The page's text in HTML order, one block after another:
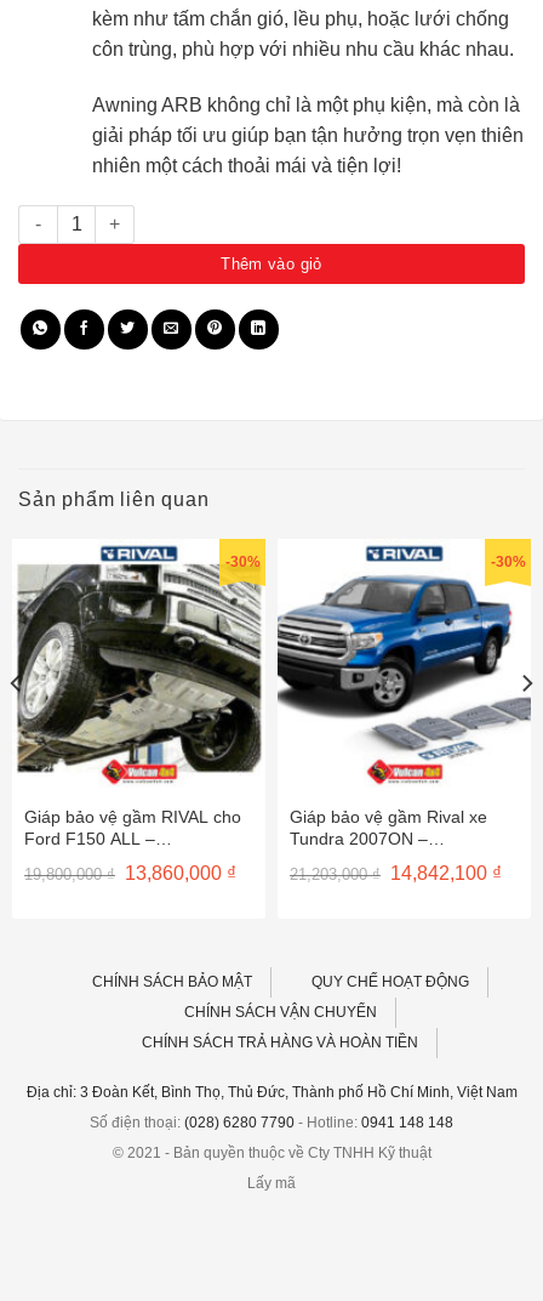
kèm như tấm chắn gió, lều phụ, hoặc lưới chống
côn trùng, phù hợp với nhiều nhu cầu khác nhau.
Awning ARB không chỉ là một phụ kiện, mà còn là
giải pháp tối ưu giúp bạn tận hưởng trọn vẹn thiên
nhiên một cách thoải mái và tiện lợi!
Bạt tăng có đèn màu đen 814412 số lượng
Thêm vào giỏ
Sản phẩm liên quan
-30%
Giáp bảo vệ gầm RIVAL cho
Ford F150 ALL –
2333.1855/56/57/58.1/6
19,800,000₫ Giá
gốc
13,860,000 ₫Giá
-30%
Giáp bảo vệ gầm Rival xe
Tundra 2007ON –
2333.9509/10/11/12.1/6
21,203,000₫ Giá
gốc
14,842,100 ₫Giá
CHÍNH SÁCH BẢO MẬT
QUY CHẾ HOẠT ĐỘNG
CHÍNH SÁCH VẬN CHUYỂN
CHÍNH SÁCH TRẢ HÀNG VÀ HOÀN TIỀN
Địa chỉ: 3 Đoàn Kết, Bình Thọ, Thủ Đức, Thành phố Hồ Chí Minh, Việt Nam
Số điện thoại: (028) 6280 7790 - Hotline: 0941 148 148
© 2021 - Bản quyền thuộc về Cty TNHH Kỹ thuật
Lấy mã